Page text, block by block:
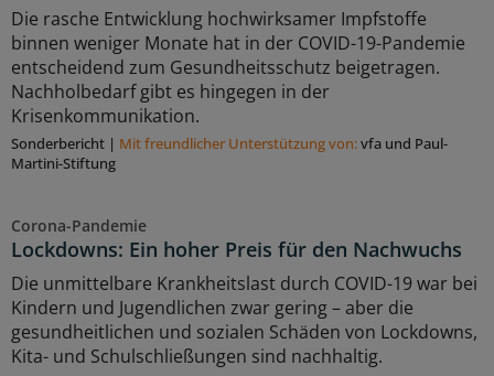
Die rasche Entwicklung hochwirksamer Impfstoffe
binnen weniger Monate hat in der COVID-19-Pandemie
entscheidend zum Gesundheitsschutz beigetragen.
Nachholbedarf gibt es hingegen in der
Krisenkommunikation.
Sonderbericht | Mit freundlicher Unterstützung von:vfa und Paul-
Martini-Stiftung
Corona-Pandemie
Lockdowns: Ein hoher Preis für den Nachwuchs
Die unmittelbare Krankheitslast durch COVID-19 war bei
Kindern und Jugendlichen zwar gering – aber die
gesundheitlichen und sozialen Schäden von Lockdowns,
Kita- und Schulschließungen sind nachhaltig.